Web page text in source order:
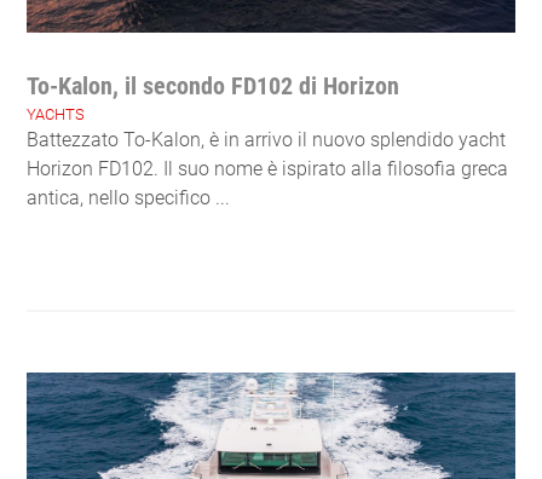
To-Kalon, il secondo FD102 di Horizon
YACHTS
Battezzato To-Kalon, è in arrivo il nuovo splendido yacht
Horizon FD102. Il suo nome è ispirato alla filosofia greca
antica, nello specifico ...